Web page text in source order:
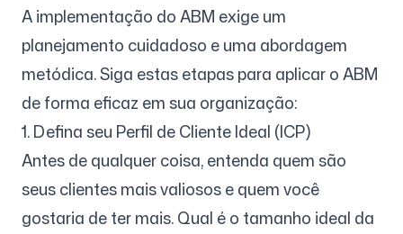
A implementação do ABM exige um
planejamento cuidadoso e uma abordagem
metódica. Siga estas etapas para aplicar o ABM
de forma eficaz em sua organização:
1. Defina seu Perfil de Cliente Ideal (ICP)
Antes de qualquer coisa, entenda quem são
seus clientes mais valiosos e quem você
gostaria de ter mais. Qual é o tamanho ideal da